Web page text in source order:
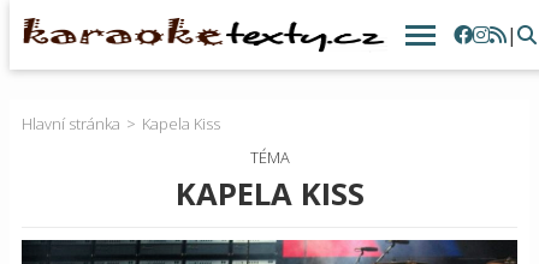
|
Hlavní stránka
Kapela Kiss
TÉMA
KAPELA KISS